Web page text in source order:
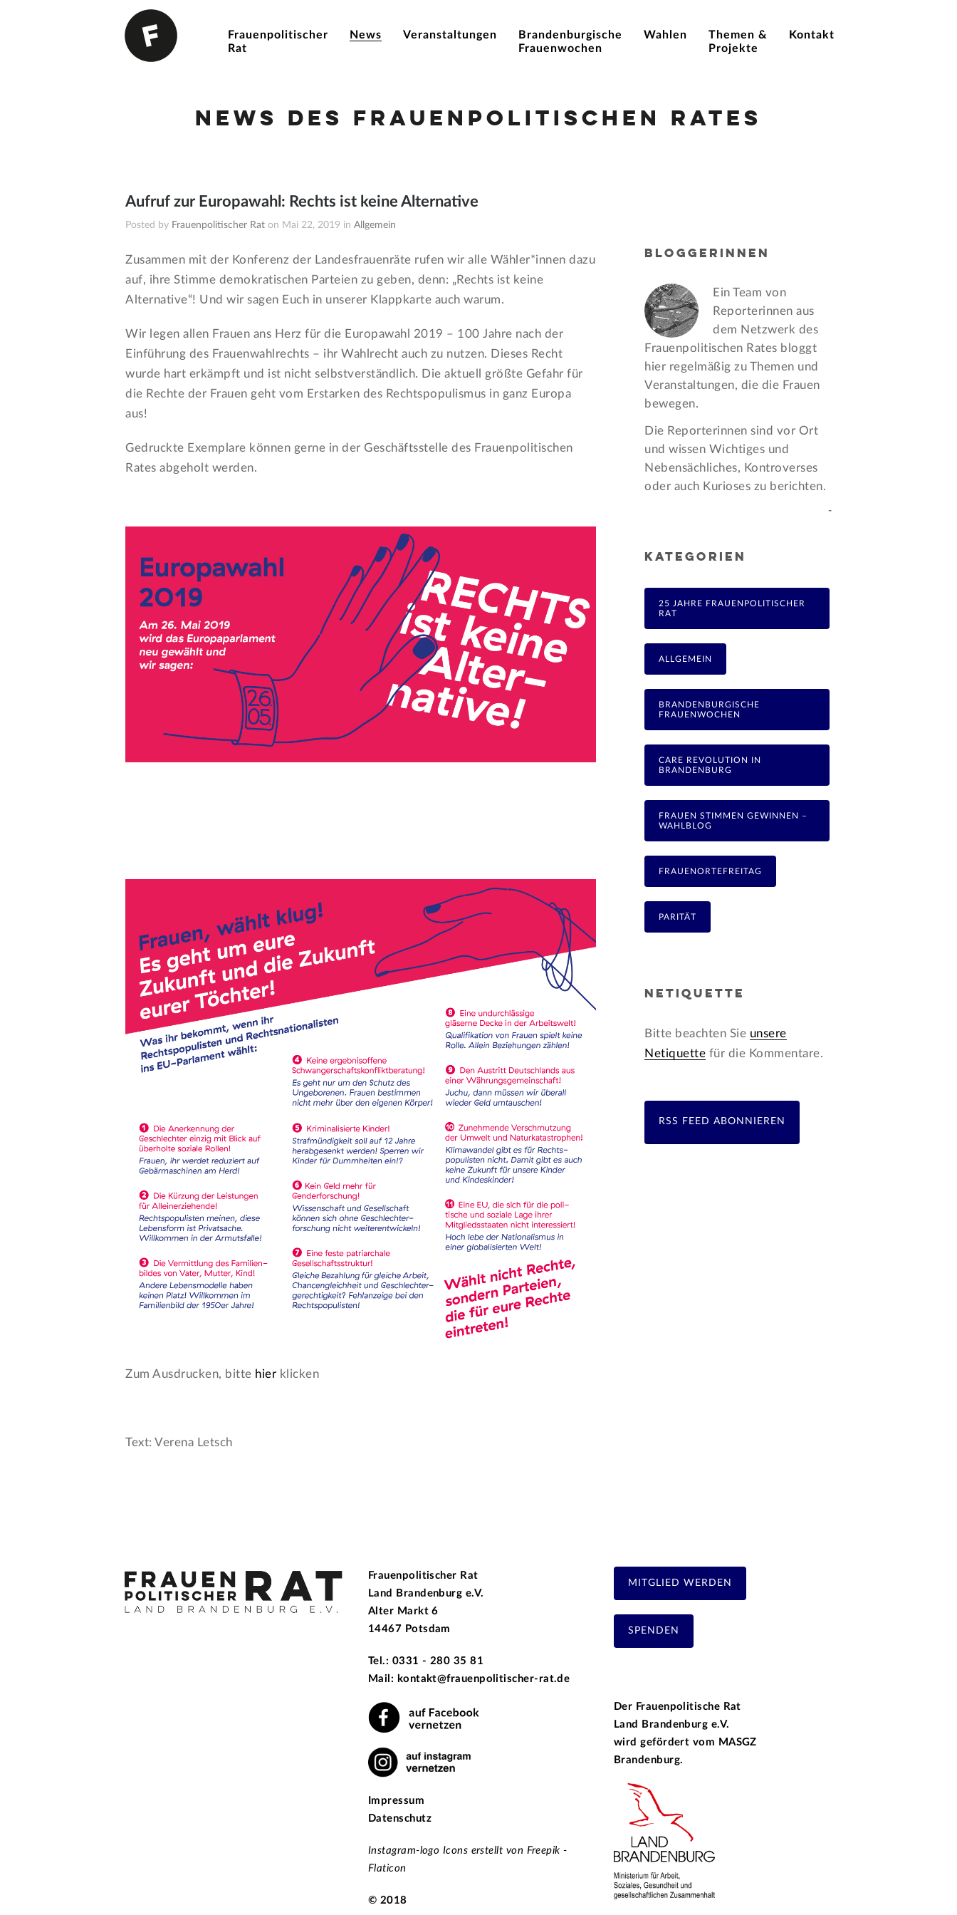
Frauenpolitischer
Rat
News Veranstaltungen
Brandenburgische
Frauenwochen
Wahlen
Themen &
Projekte
Kontakt
News des Frauenpolitischen Rates
Aufruf zur Europawahl: Rechts ist keine Alternative
Posted by Frauenpolitischer Rat on Mai 22, 2019 in Allgemein
Zusammen mit der Konferenz der Landesfrauenräte rufen wir alle Wähler*innen dazu
auf, ihre Stimme demokratischen Parteien zu geben, denn: „Rechts ist keine
Alternative“! Und wir sagen Euch in unserer Klappkarte auch warum.
Wir legen allen Frauen ans Herz für die Europawahl 2019 – 100 Jahre nach der
Einführung des Frauenwahlrechts – ihr Wahlrecht auch zu nutzen. Dieses Recht
wurde hart erkämpft und ist nicht selbstverständlich. Die aktuell größte Gefahr für
die Rechte der Frauen geht vom Erstarken des Rechtspopulismus in ganz Europa
aus!
Gedruckte Exemplare können gerne in der Geschäftsstelle des Frauenpolitischen
Rates abgeholt werden.
Zum Ausdrucken, bitte hier klicken
Text: Verena Letsch
BLOGGERINNEN
Ein Team von
Reporterinnen aus
dem Netzwerk des
Frauen­politischen Rates bloggt
hier regelmäßig zu Themen und
Veran­staltungen, die die Frauen
bewegen.
Die Reporterinnen sind vor Ort
und wissen Wichtiges und
Nebensächliches, Kontroverses
oder auch Kurioses zu berichten.
-
KATEGORIEN
25 JAHRE FRAUENPOLITISCHER
RAT
ALLGEMEIN
BRANDENBURGISCHE
FRAUENWOCHEN
CARE REVOLUTION IN
BRANDENBURG
FRAUEN STIMMEN GEWINNEN –
WAHLBLOG
FRAUENORTEFREITAG
PARITÄT
NETIQUETTE
Bitte beachten Sie unsere
Netiquette für die Kommentare.
RSS FEED ABONNIEREN
Frauenpolitischer Rat
Land Brandenburg e.V.
Alter Markt 6
14467 Potsdam
Tel.: 0331 - 280 35 81
Mail: kontakt@frauenpolitischer-rat.de
Impressum
Datenschutz
Instagram-logo Icons erstellt von Freepik -
Flaticon
© 2018
MITGLIED WERDEN
SPENDEN
Der Frauenpolitische Rat
Land Brandenburg e.V.
wird gefördert vom MASGZ
Brandenburg.